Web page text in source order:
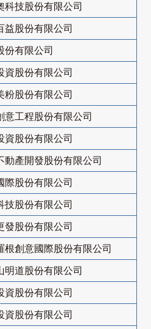
科技股份有限公司
益股份有限公司
份有限公司
資股份有限公司
粉股份有限公司
意工程股份有限公司
資股份有限公司
動產開發股份有限公司
際股份有限公司
技股份有限公司
發股份有限公司
根創意國際股份有限公司
明道股份有限公司
資股份有限公司
資股份有限公司